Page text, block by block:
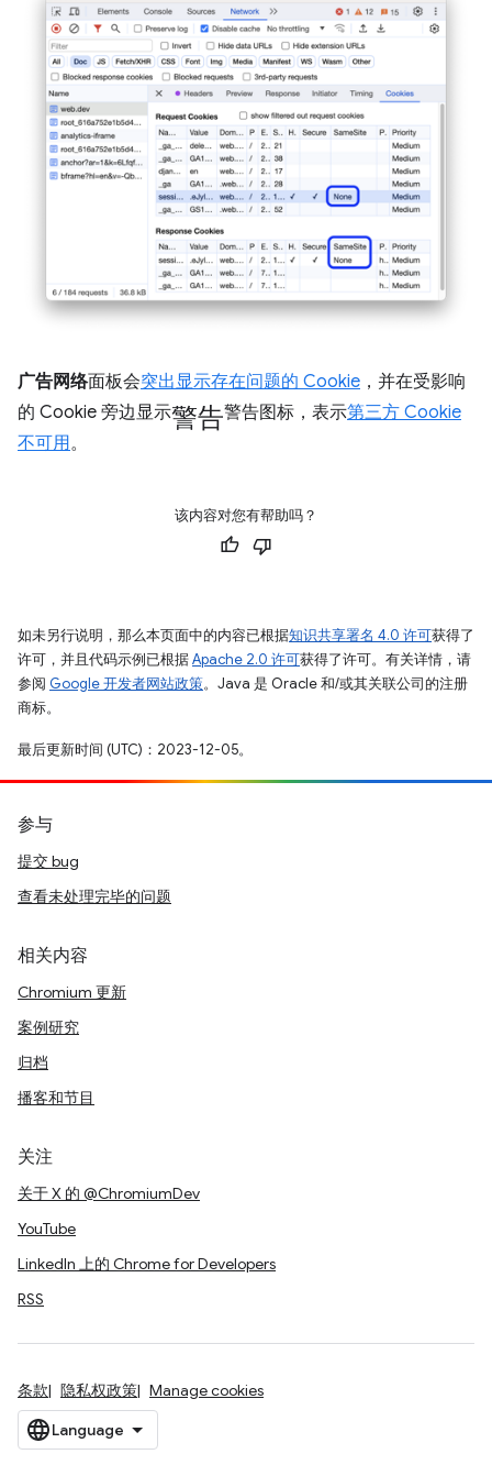
广告网络面板会突出显示存在问题的 Cookie ，并在受影响
的 Cookie 旁边显示警告警告图标，表示第三方 Cookie
不可用。
该内容对您有帮助吗？
如未另行说明，那么本页面中的内容已根据知识共享署名 4.0 许可获得了
许可，并且代码示例已根据Apache 2.0 许可获得了许可。有关详情，请
参阅 Google 开发者网站政策。Java 是 Oracle 和/或其关联公司的注册
商标。
最后更新时间 (UTC)：2023-12-05。
参与
提交 bug
查看未处理完毕的问题
相关内容
Chromium 更新
案例研究
归档
播客和节目
关注
关于 X 的 @ChromiumDev
YouTube
LinkedIn 上的 Chrome for Developers
RSS
条款 隐私权政策 Manage cookies